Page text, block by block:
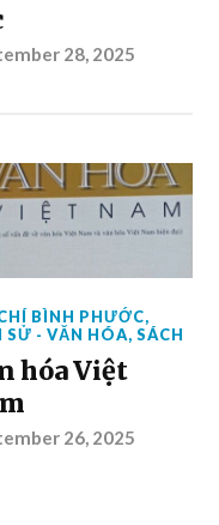
28, 2025
BÌNH PHƯỚC,
SỬ - VĂN HÓA,SÁCH
hóa Việt
26, 2025